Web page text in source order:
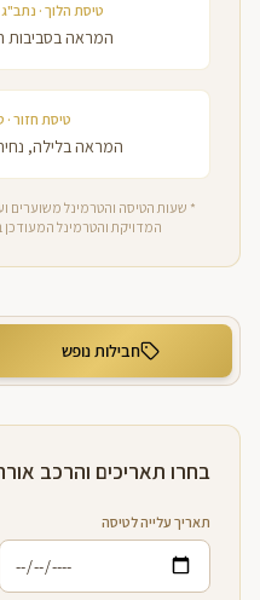
טיסת הלוך · נתב"ג
המראה בסביבות השעה
טיסת חזור
המראה בלילה,
* שעות הטיסה והטרמינל משוערים
המדויקת והטרמינל
חבילות נופש
בחרו תאריכים והרכב
תאריך עלייה לטיסה